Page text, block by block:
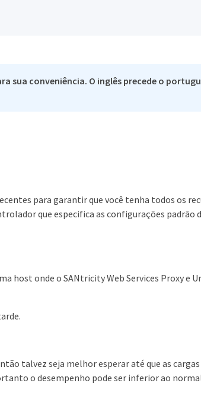
conveniência. O inglês precede o
para garantir que você tenha todos os
que especifica as configurações padrão
host onde o SANtricity Web Services Proxy e
talvez seja melhor esperar até que as cargas
o desempenho pode ser inferior ao